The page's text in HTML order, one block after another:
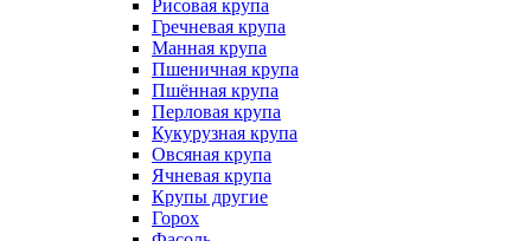
Рисовая крупа
Гречневая крупа
Манная крупа
Пшеничная крупа
Пшённая крупа
Перловая крупа
Кукурузная крупа
Овсяная крупа
Ячневая крупа
Крупы другие
Горох